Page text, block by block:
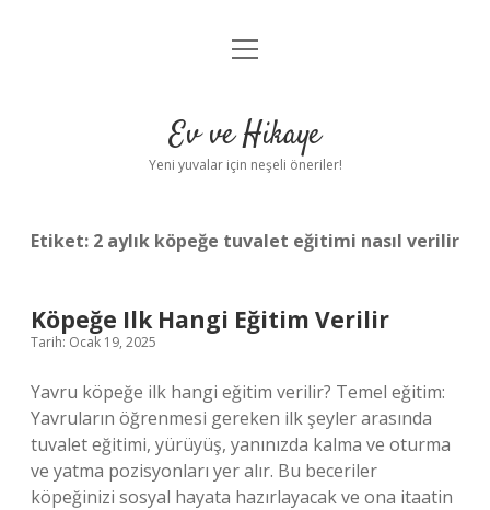
Anasayfa
Yasal Uyarı
menüyü
Ev ve Hikaye
Yeni yuvalar için neşeli öneriler!
Etiket: 2 aylık köpeğe tuvalet eğitimi nasıl verilir
Köpeğe Ilk Hangi Eğitim Verilir
Tarih: Ocak 19, 2025
Yavru köpeğe ilk hangi eğitim verilir? Temel eğitim:
Yavruların öğrenmesi gereken ilk şeyler arasında
tuvalet eğitimi, yürüyüş, yanınızda kalma ve oturma
ve yatma pozisyonları yer alır. Bu beceriler
köpeğinizi sosyal hayata hazırlayacak ve ona itaatin